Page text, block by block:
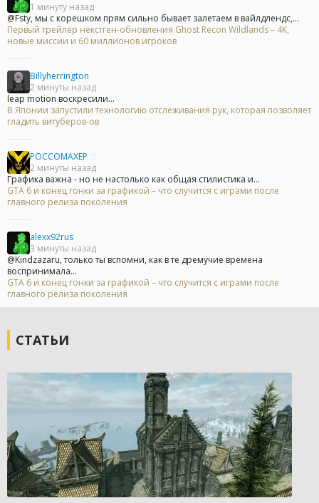
1 минуту назад
@Fsty, мы с корешком прям сильно бывает залетаем в вайлдлендс,...
Первый трейлер некстген-обновления Ghost Recon Wildlands – 4К,
новые миссии и 60 миллионов игроков
Billyherrington
2 минуты назад
leap motion воскресили...
В Японии запустили технологию отслеживания рук, которая позволяет
гладить витуберов-ов
POCCOMAXEP
2 минуты назад
Графика важна - но не настолько как общая стилистика и...
GTA 6 и конец гонки за графикой – что случится с играми после
главного релиза поколения
alexx92rus
3 минуты назад
@Kindzazaru, только ты вспомни, как в те дремучие времена
воспринимала...
GTA 6 и конец гонки за графикой – что случится с играми после
главного релиза поколения
СТАТЬИ